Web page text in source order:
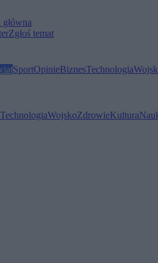
główna
Zgłoś temat
SportOpinieBiznesTechnologia
TechnologiaWojskoZdrowieKultura